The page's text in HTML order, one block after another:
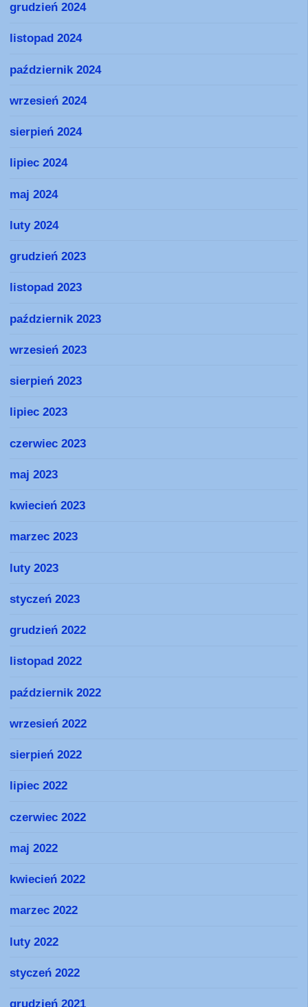
grudzień 2024
listopad 2024
październik 2024
wrzesień 2024
sierpień 2024
lipiec 2024
maj 2024
luty 2024
grudzień 2023
listopad 2023
październik 2023
wrzesień 2023
sierpień 2023
lipiec 2023
czerwiec 2023
maj 2023
kwiecień 2023
marzec 2023
luty 2023
styczeń 2023
grudzień 2022
listopad 2022
październik 2022
wrzesień 2022
sierpień 2022
lipiec 2022
czerwiec 2022
maj 2022
kwiecień 2022
marzec 2022
luty 2022
styczeń 2022
grudzień 2021